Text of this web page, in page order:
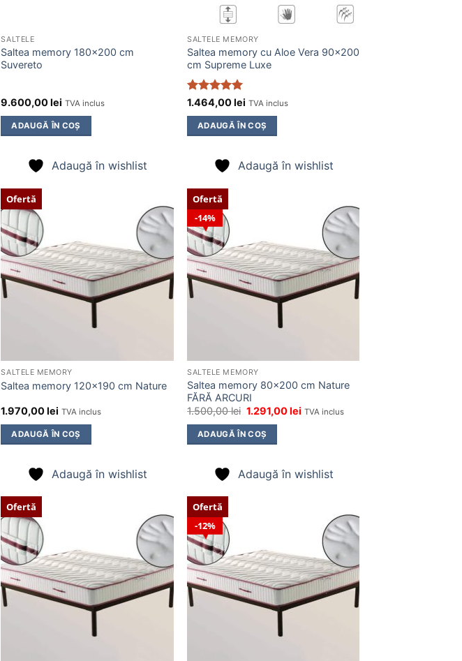
SALTELE
Saltea memory 180×200 cm
Suvereto
9.600,00lei TVA inclus
ADAUGĂ ÎN COȘ
Adaugă în wishlist
SALTELE MEMORY
Saltea memory cu Aloe Vera 90×200
cm Supreme Luxe
Evaluat la
1.464,00lei TVA inclus
ADAUGĂ ÎN COȘ
Adaugă în wishlist
Ofertă
Adaugă
în
wishlist
SALTELE MEMORY
Saltea memory 120×190 cm Nature
1.970,00lei TVA inclus
ADAUGĂ ÎN COȘ
Adaugă în wishlist
14%
Ofertă
Adaugă
în
wishlist
SALTELE MEMORY
Saltea memory 80×200 cm Nature
FĂRĂ ARCURI
1.500,00lei Prețul
a
fost:
1.291,00lei Prețul
TVA inclus
ADAUGĂ ÎN COȘ
Adaugă în wishlist
Ofertă
Adaugă
în
wishlist
12%
Ofertă
Adaugă
în
wishlist